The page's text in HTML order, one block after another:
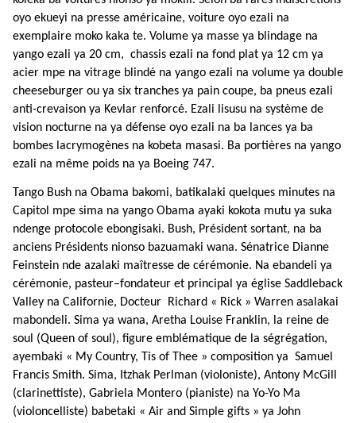
oyo ekueyi na presse américaine, voiture oyo ezali na
exemplaire moko kaka te. Volume ya masse ya blindage na
yango ezali ya 20 cm, chassis ezali na fond plat ya 12 cm ya
acier mpe na vitrage blindé na yango ezali na volume ya double
cheeseburger ou ya six tranches ya pain coupe, ba pneus ezali
anti-crevaison ya Kevlar renforcé. Ezali lisusu na système de
vision nocturne na ya défense oyo ezali na ba lances ya ba
bombes lacrymogènes na kobeta masasi. Ba portières na yango
ezali na même poids na ya Boeing 747.
Tango Bush na Obama bakomi, batikalaki quelques minutes na
Capitol mpe sima na yango Obama ayaki kokota mutu ya suka
ndenge protocole ebongisaki. Bush, Président sortant, na ba
anciens Présidents nionso bazuamaki wana. Sénatrice Dianne
Feinstein nde azalaki maîtresse de cérémonie. Na ebandeli ya
cérémonie, pasteur–fondateur et principal ya église Saddleback
Valley na Californie, Docteur Richard « Rick » Warren asalakai
mabondeli. Sima ya wana, Aretha Louise Franklin, la reine de
soul (Queen of soul), figure emblématique de la ségrégation,
ayembaki « My Country, Tis of Thee » composition ya Samuel
Francis Smith. Sima, Itzhak Perlman (violoniste), Antony McGill
(clarinettiste), Gabriela Montero (pianiste) na Yo-Yo Ma
(violoncelliste) babetaki « Air and Simple gifts » ya John